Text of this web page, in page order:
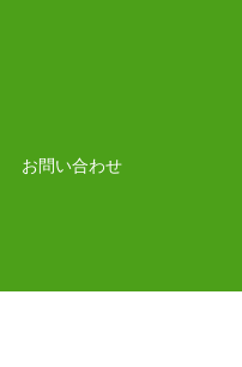
お問い合わせ